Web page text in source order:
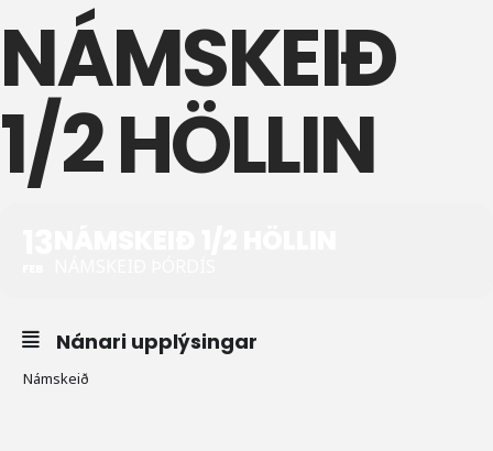
NÁMSKEIÐ
1/2 HÖLLIN
Nánari upplýsingar
Námskeið